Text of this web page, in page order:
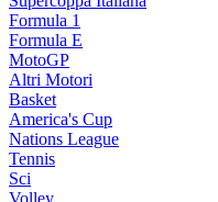
Formula 1
Formula E
MotoGP
Altri Motori
Basket
America's Cup
Nations League
Tennis
Sci